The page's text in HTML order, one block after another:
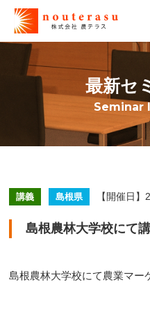
最新セ
Seminar
講義 島根県 【開催日
島根農林大学校にて
島根農林大学校にて農業マー